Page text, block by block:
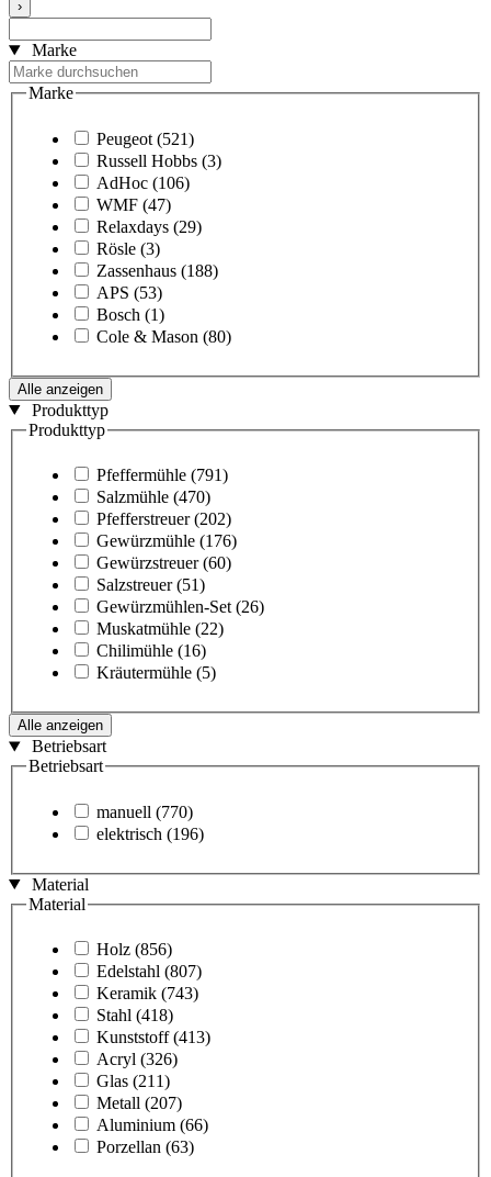
›
Marke
Marke
Peugeot (521)
Russell Hobbs (3)
AdHoc (106)
WMF (47)
Relaxdays (29)
Rösle (3)
Zassenhaus (188)
APS (53)
Bosch (1)
Cole & Mason (80)
Alle anzeigen
Produkttyp
Produkttyp
Pfeffermühle (791)
Salzmühle (470)
Pfefferstreuer (202)
Gewürzmühle (176)
Gewürzstreuer (60)
Salzstreuer (51)
Gewürzmühlen-Set (26)
Muskatmühle (22)
Chilimühle (16)
Kräutermühle (5)
Alle anzeigen
Betriebsart
Betriebsart
manuell (770)
elektrisch (196)
Material
Material
Holz (856)
Edelstahl (807)
Keramik (743)
Stahl (418)
Kunststoff (413)
Acryl (326)
Glas (211)
Metall (207)
Aluminium (66)
Porzellan (63)